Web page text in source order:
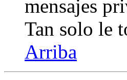
mensajes
Tan solo le
Arriba